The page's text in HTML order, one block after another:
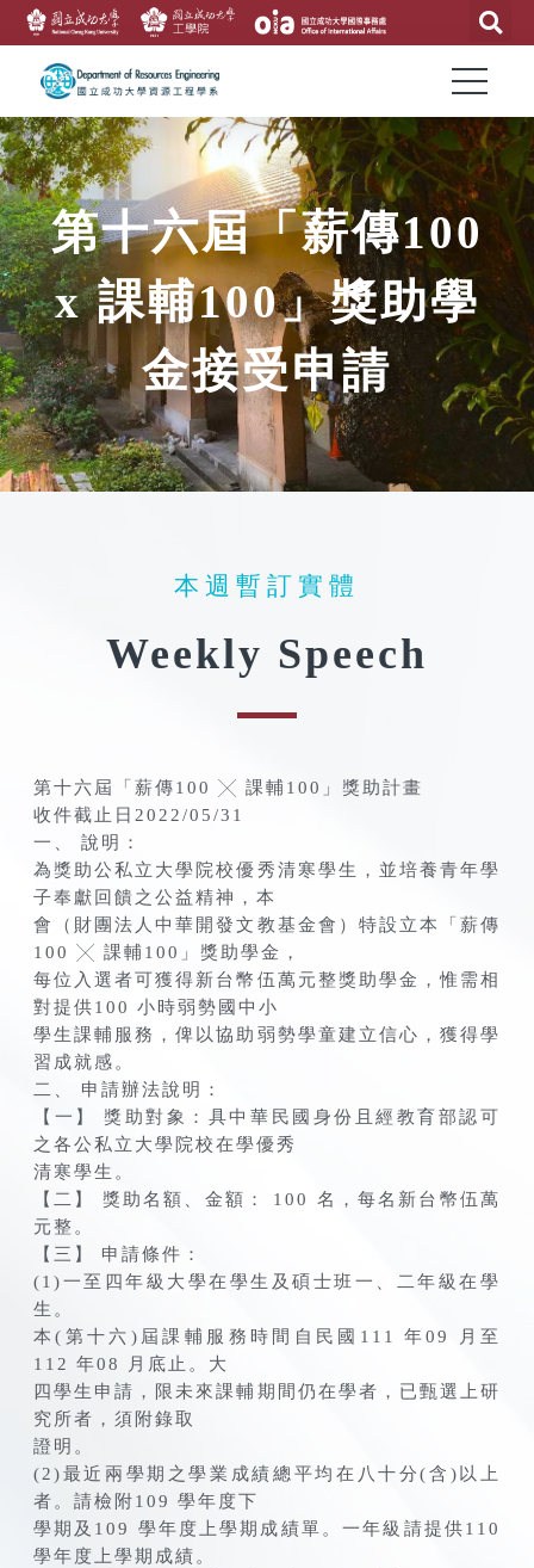
第十六屆「薪傳100
x 課輔100」獎助學
金接受申請
本週暫訂實體
Weekly Speech
第十六屆「薪傳100 ╳ 課輔100」獎助計畫
收件截止日2022/05/31
一、 說明：
為獎助公私立大學院校優秀清寒學生，並培養青年學
子奉獻回饋之公益精神，本
會（財團法人中華開發文教基金會）特設立本「薪傳
100 ╳ 課輔100」獎助學金，
每位入選者可獲得新台幣伍萬元整獎助學金，惟需相
對提供100 小時弱勢國中小
學生課輔服務，俾以協助弱勢學童建立信心，獲得學
習成就感。
二、 申請辦法說明：
【一】 獎助對象：具中華民國身份且經教育部認可
之各公私立大學院校在學優秀
清寒學生。
【二】 獎助名額、金額： 100 名，每名新台幣伍萬
元整。
【三】 申請條件：
(1)一至四年級大學在學生及碩士班一、二年級在學
生。
本(第十六)屆課輔服務時間自民國111 年09 月至
112 年08 月底止。大
四學生申請，限未來課輔期間仍在學者，已甄選上研
究所者，須附錄取
證明。
(2)最近兩學期之學業成績總平均在八十分(含)以上
者。請檢附109 學年度下
學期及109 學年度上學期成績單。一年級請提供110
學年度上學期成績。